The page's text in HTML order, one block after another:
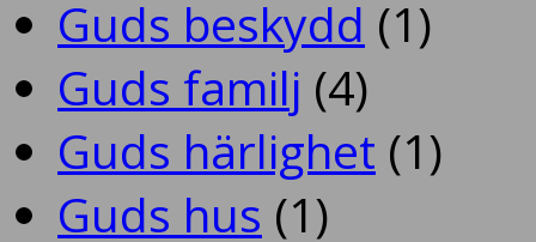
Guds beskydd (1)
Guds familj (4)
Guds härlighet (1)
Guds hus (1)